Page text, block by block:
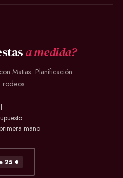
a medida?
Matias. Planificación
rodeos.
mano
25 €